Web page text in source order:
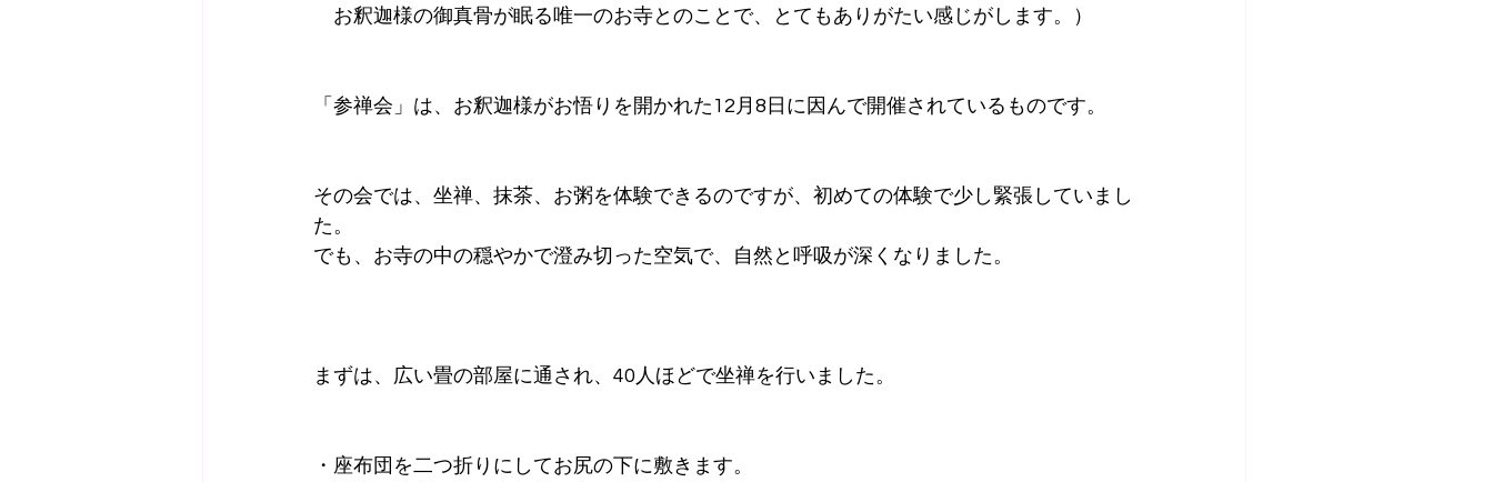
お釈迦様の御真骨が眠る唯一のお寺とのことで、とてもありがたい感じがします。）
「参禅会」は、お釈迦様がお悟りを開かれた12月8日に因んで開催されているものです。
その会では、坐禅、抹茶、お粥を体験できるのですが、初めての体験で少し緊張していまし
た。
でも、お寺の中の穏やかで澄み切った空気で、自然と呼吸が深くなりました。
まずは、広い畳の部屋に通され、40人ほどで坐禅を行いました。
・座布団を二つ折りにしてお尻の下に敷きます。